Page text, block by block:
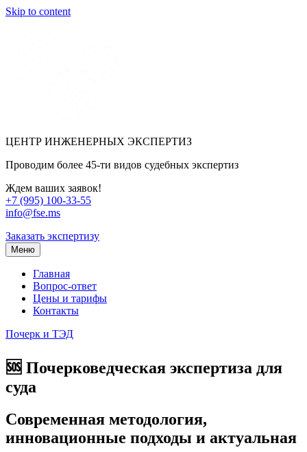
Skip to content
ЦЕНТР ИНЖЕНЕРНЫХ ЭКСПЕРТИЗ
Проводим более 45-ти видов судебных экспертиз
Ждем ваших заявок!
+7 (995) 100-33-55
info@fse.ms
Заказать экспертизу
Меню
Главная
Вопрос-ответ
Цены и тарифы
Контакты
Почерк и ТЭД
🆘 Почерковедческая экспертиза для
суда
Современная методология,
инновационные подходы и актуальная